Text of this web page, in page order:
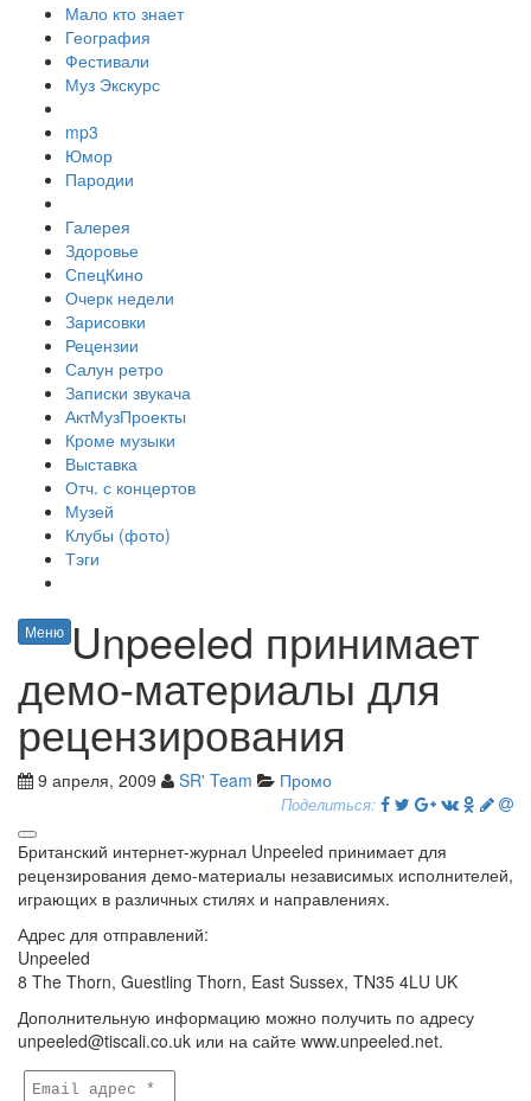
Мало кто знает
География
Фестивали
Муз Экскурс
mp3
Юмор
Пародии
Галерея
Здоровье
СпецКино
Очерк недели
Зарисовки
Рецензии
Салун ретро
Записки звукача
АктМузПроекты
Кроме музыки
Выставка
Отч. с концертов
Музей
Клубы (фото)
Тэги
Меню Unpeeled принимает
демо-материалы для
рецензирования
9 апреля, 2009 SR' Team Промо
Поделиться:
Британский интернет-журнал Unpeeled принимает для
рецензирования демо-материалы независимых исполнителей,
играющих в различных стилях и направлениях.
Адрес для отправлений:
Unpeeled
8 The Thorn, Guestling Thorn, East Sussex, TN35 4LU UK
Дополнительную информацию можно получить по адресу
unpeeled@tiscali.co.uk или на сайте www.unpeeled.net.